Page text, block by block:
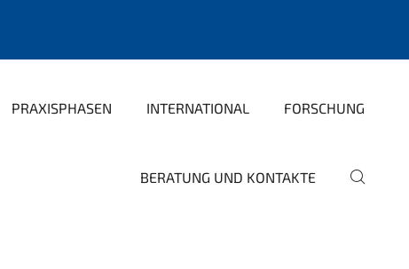
PRAXISPHASEN INTERNATIONAL FORSCHUNG
BERATUNG UND KONTAKTE